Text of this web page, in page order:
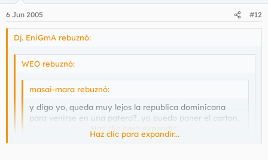
6 Jun 2005 #12
Dj. EniGmA rebuznó:
WEO rebuznó:
masai-mara rebuznó:
y digo yo, queda muy lejos la republica dominicana
para venirse en una patera?, yo puedo poner el carton,
Haz clic para expandir...
Haz clic para expandir...